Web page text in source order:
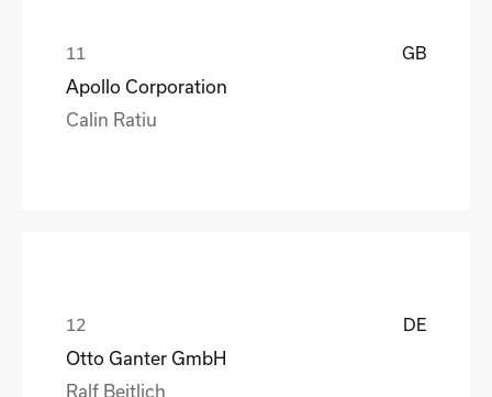
GB
Apollo Corporation
Calin Ratiu
DE
Otto Ganter GmbH
Ralf Beitlich